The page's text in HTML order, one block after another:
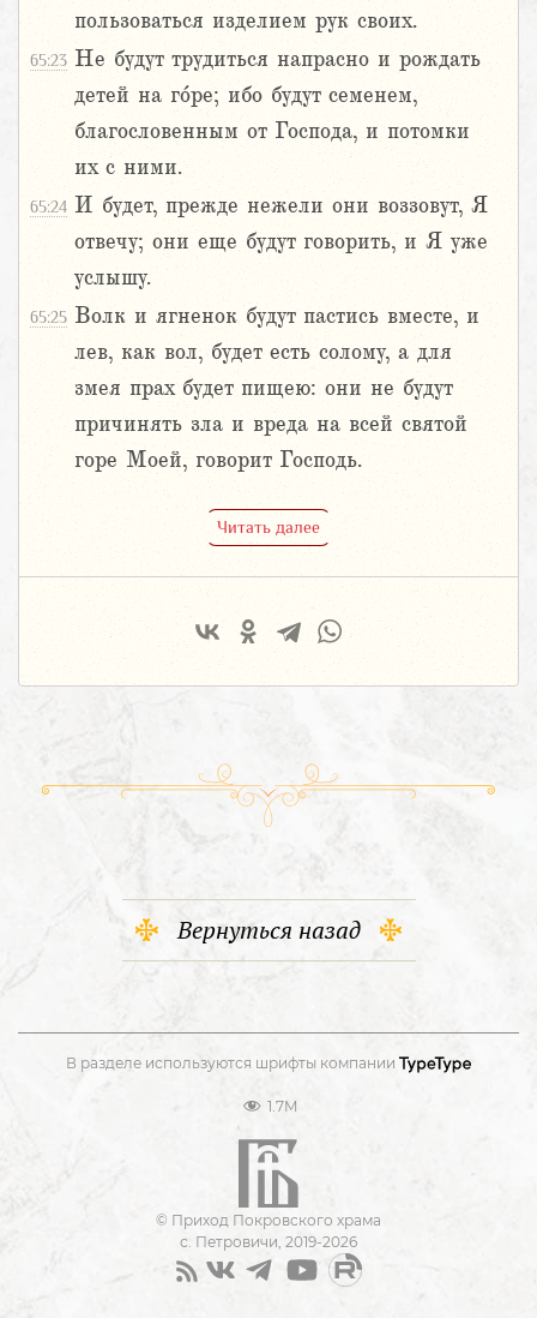
пользоваться изделием рук своих.
65:23 Не будут трудиться напрасно и рождать
детей на го́ре; ибо будут семенем,
благословенным от Господа, и потомки
их с ними.
65:24 И будет, прежде нежели они воззовут, Я
отвечу; они еще будут говорить, и Я уже
услышу.
65:25 Волк и ягненок будут пастись вместе, и
лев, как вол, будет есть солому, а для
змея прах будет пищею: они не будут
причинять зла и вреда на всей святой
горе Моей, говорит Господь.
Читать далее
Вернуться назад
В разделе используются шрифты компании
1.7M
© Приход Покровского храма
с. Петровичи, 2019-2026